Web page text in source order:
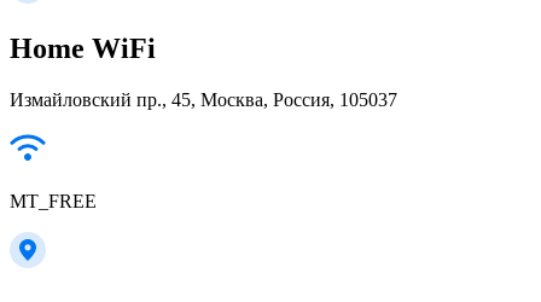
Home WiFi
Измайловский пр., 45, Москва, Россия, 105037
MT_FREE